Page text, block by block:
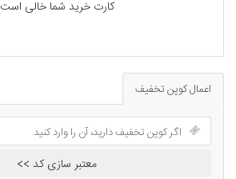
کارت خرید شما خالی است
اعمال کوپن تخفیف
معتبر سازی کد >>